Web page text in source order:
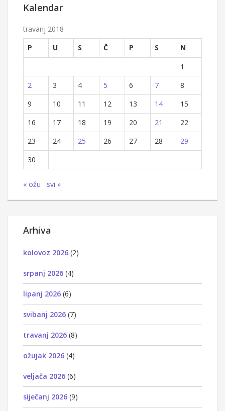
Kalendar
travanj 2018
P
U S Č P S
N
1
2
3 4 5 6 7
8
9
10 11 12 13 14
15
16
17 18 19 20 21
22
23
24 25 26 27 28
29
30
« ožu svi »
Arhiva
kolovoz 2026 (2)
srpanj 2026 (4)
lipanj 2026 (6)
svibanj 2026 (7)
travanj 2026 (8)
ožujak 2026 (4)
veljača 2026 (6)
siječanj 2026 (9)